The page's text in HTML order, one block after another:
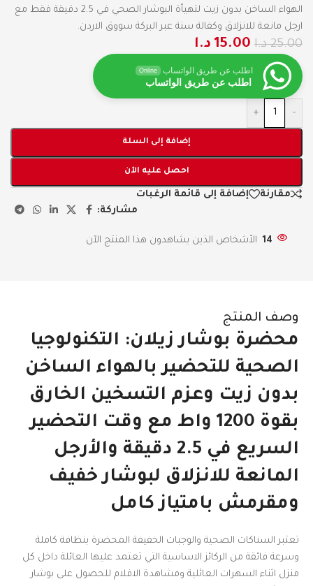
الهواء الساخن بدون زيت لتهيأة البوشار الصحي في 2.5 دقيقة فقط مع
ارجل مانعة للانزلاق وكفالة سنة عبر البركة سووق الاردن.
25.00 د.ا 15.00 د.ا
اطلب عن طريق الواتساب Online
اطلب عن طريق الواتساب
-
+
إضافة إلى السلة
احصل عليه الآن
مقارنة
إضافة إلى قائمة الرغبات
مشاركة:
14 الأشخاص الذين يشاهدون هذا المنتج الآن
وصف المنتج
محضرة بوشار زيلان: التكنولوجيا
الصحية للتحضير بالهواء الساخن
بدون زيت وعزم التسخين الخارق
بقوة 1200 واط مع وقت التحضير
السريع في 2.5 دقيقة والأرجل
المانعة للانزلاق لبوشار خفيف
ومقرمش بامتياز كامل
تعتبر السناكات الصحية والوجبات الخفيفة المحضرة بنظافة كاملة
وسرعة فائقة من الركائز الاساسية التي تعتمد عليها العائلة داخل كل
منزل اثناء السهرات العائلية ومشاهدة الافلام للحصول على بوشار